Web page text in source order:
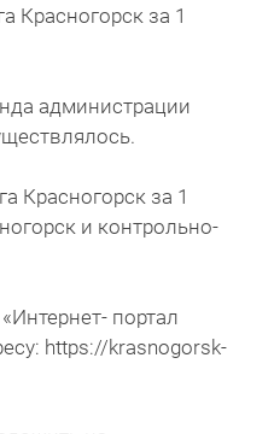
Красногорск за 1
администрации
Красногорск за 1
и контрольно-
портал
https://krasnogorsk-